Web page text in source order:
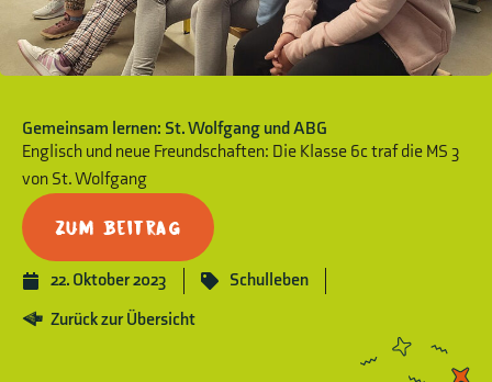
Gemeinsam lernen: St. Wolfgang und ABG
Englisch und neue Freundschaften: Die Klasse 6c traf die MS 3
von St. Wolfgang
Zum Beitrag
22. Oktober 2023
Schulleben
Zurück zur Übersicht